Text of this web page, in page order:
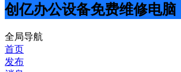
创亿办公设备免费维修电脑
全局导航
首页
发布